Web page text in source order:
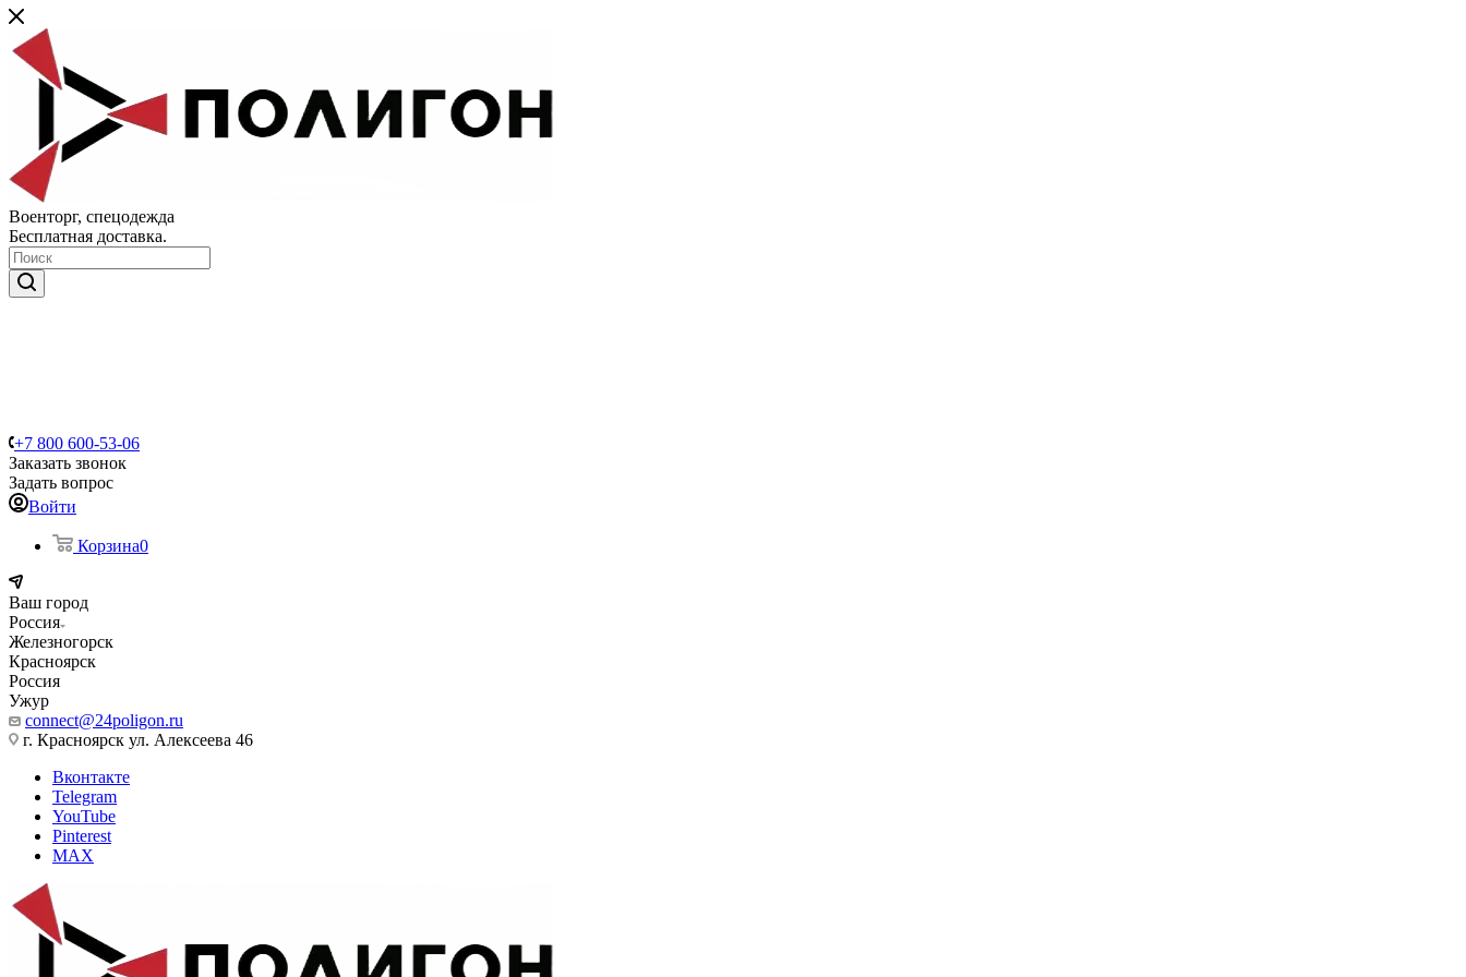
Военторг, спецодежда
Бесплатная доставка.
+7 800 600-53-06
Заказать звонок
Задать вопрос
Войти
Корзина0
Ваш город
Россия
Железногорск
Красноярск
Россия
Ужур
connect@24poligon.ru
г. Красноярск ул. Алексеева 46
Вконтакте
Telegram
YouTube
Pinterest
MAX